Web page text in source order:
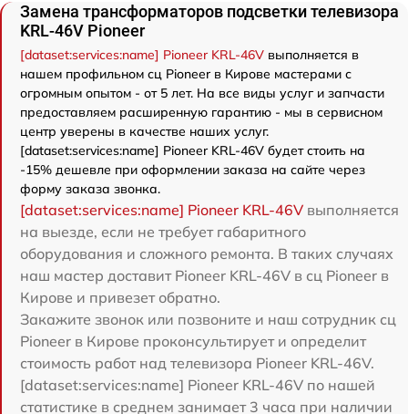
Замена трансформаторов подсветки телевизора
KRL-46V Pioneer
[dataset:services:name] Pioneer KRL-46V выполняется в
нашем профильном сц Pioneer в Кирове мастерами с
огромным опытом - от 5 лет. На все виды услуг и запчасти
предоставляем расширенную гарантию - мы в сервисном
центр уверены в качестве наших услуг.
[dataset:services:name] Pioneer KRL-46V будет стоить на
-15% дешевле при оформлении заказа на сайте через
форму заказа звонка.
[dataset:services:name] Pioneer KRL-46V выполняется
на выезде, если не требует габаритного
оборудования и сложного ремонта. В таких случаях
наш мастер доставит Pioneer KRL-46V в сц Pioneer в
Кирове и привезет обратно.
Закажите звонок или позвоните и наш сотрудник сц
Pioneer в Кирове проконсультирует и определит
стоимость работ над телевизора Pioneer KRL-46V.
[dataset:services:name] Pioneer KRL-46V по нашей
статистике в среднем занимает 3 часа при наличии